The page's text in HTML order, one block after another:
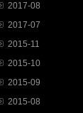
2017-08
2017-07
2015-11
2015-10
2015-09
2015-08